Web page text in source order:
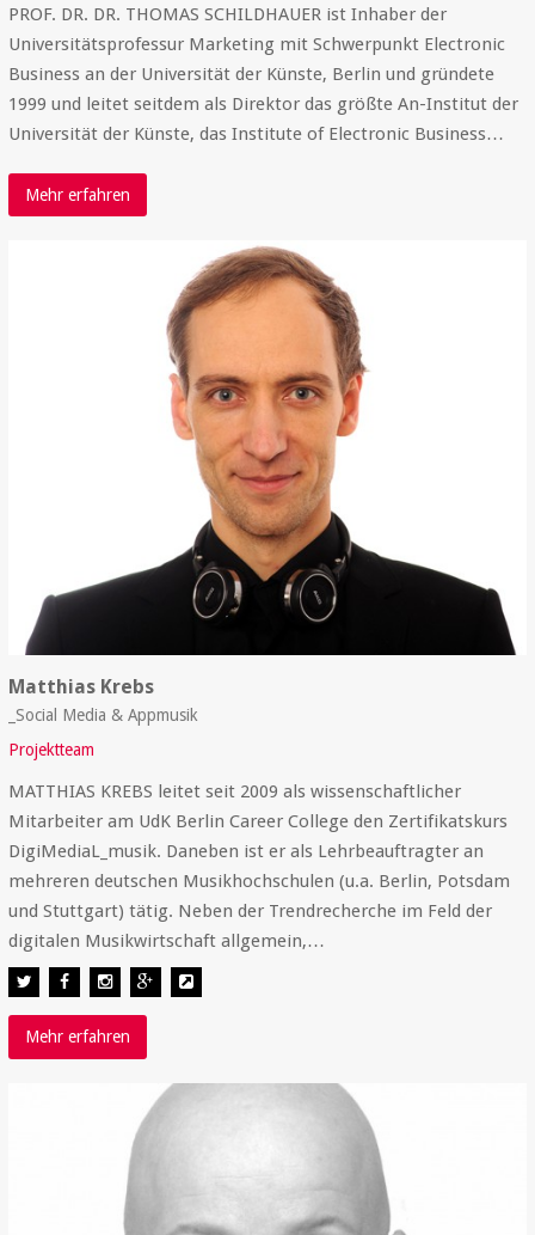
PROF. DR. DR. THOMAS SCHILDHAUER ist Inhaber der
Universitätsprofessur Marketing mit Schwerpunkt Electronic
Business an der Universität der Künste, Berlin und gründete
1999 und leitet seitdem als Direktor das größte An-Institut der
Universität der Künste, das Institute of Electronic Business…
Mehr erfahren
Matthias Krebs
_Social Media & Appmusik
Projektteam
MATTHIAS KREBS leitet seit 2009 als wissenschaftlicher
Mitarbeiter am UdK Berlin Career College den Zertifikatskurs
DigiMediaL_musik. Daneben ist er als Lehrbeauftragter an
mehreren deutschen Musikhochschulen (u.a. Berlin, Potsdam
und Stuttgart) tätig. Neben der Trendrecherche im Feld der
digitalen Musikwirtschaft allgemein,…
Mehr erfahren